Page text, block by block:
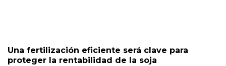
Una fertilización eficiente será clave para
proteger la rentabilidad de la soja